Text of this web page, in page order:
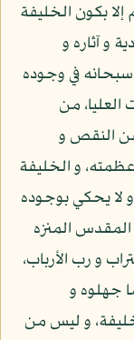
بكون الخليفة
و آثاره و
في وجوده
من
النقص و
و الخليفة
لا يحكي بوجوده
المنزه
و رب الأرباب،
جهلوه و
و ليس من